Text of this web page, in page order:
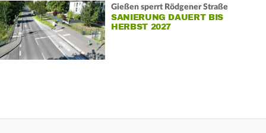
Gießen sperrt Rödgener Straße
SANIERUNG DAUERT BIS
HERBST 2027